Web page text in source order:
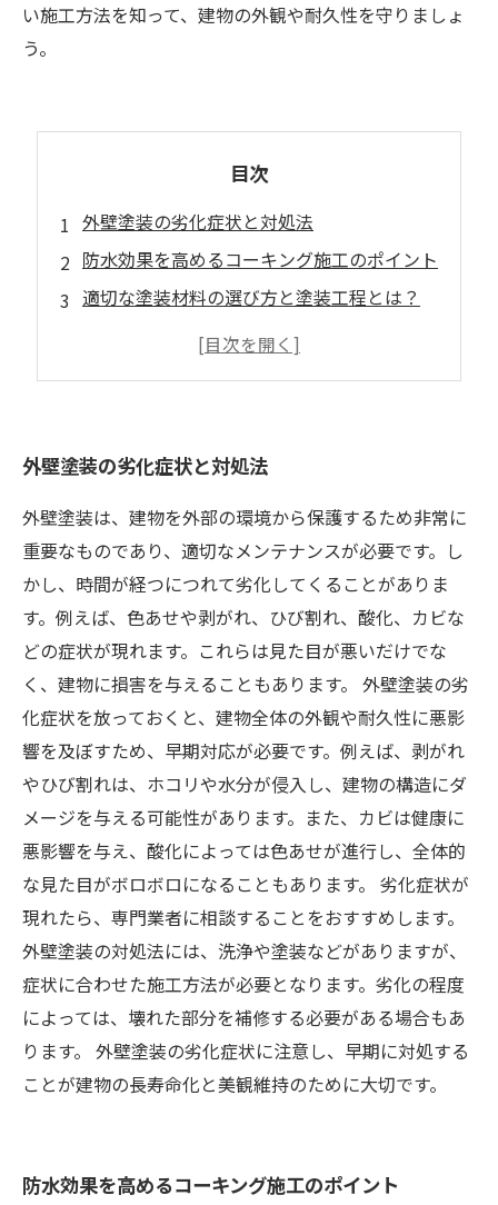
い施工方法を知って、建物の外観や耐久性を守りましょ
う。
目次
外壁塗装の劣化症状と対処法
防水効果を高めるコーキング施工のポイント
適切な塗装材料の選び方と塗装工程とは？
失敗しない外壁塗装の見積もり依頼手順
外壁塗装の劣化症状と対処法
外壁塗装は、建物を外部の環境から保護するため非常に
重要なものであり、適切なメンテナンスが必要です。し
かし、時間が経つにつれて劣化してくることがありま
す。例えば、色あせや剥がれ、ひび割れ、酸化、カビな
どの症状が現れます。これらは見た目が悪いだけでな
く、建物に損害を与えることもあります。 外壁塗装の劣
化症状を放っておくと、建物全体の外観や耐久性に悪影
響を及ぼすため、早期対応が必要です。例えば、剥がれ
やひび割れは、ホコリや水分が侵入し、建物の構造にダ
メージを与える可能性があります。また、カビは健康に
悪影響を与え、酸化によっては色あせが進行し、全体的
な見た目がボロボロになることもあります。 劣化症状が
現れたら、専門業者に相談することをおすすめします。
外壁塗装の対処法には、洗浄や塗装などがありますが、
症状に合わせた施工方法が必要となります。劣化の程度
によっては、壊れた部分を補修する必要がある場合もあ
ります。 外壁塗装の劣化症状に注意し、早期に対処する
ことが建物の長寿命化と美観維持のために大切です。
防水効果を高めるコーキング施工のポイント